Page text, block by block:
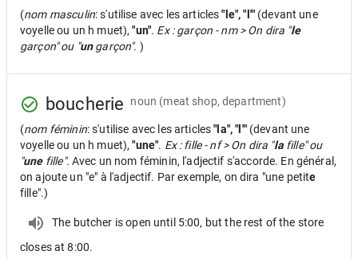
(nom masculin: s'utilise avec les articles"le", "l'" (devant une
voyelle ou un h muet),"un". Ex : garçon - nm > On dira "le
garçon" ou "ungarçon". )
boucherie noun (meat shop, department)
(nom féminin: s'utilise avec les articles"la", "l'" (devant une
voyelle ou un h muet),"une". Ex : fille - nf > On dira "lafille" ou
"unefille". Avec un nom féminin, l'adjectif s'accorde. En général,
on ajoute un "e" à l'adjectif. Par exemple, on dira "une petite
fille".)
The butcher is open until 5:00, but the rest of the store
closes at 8:00.